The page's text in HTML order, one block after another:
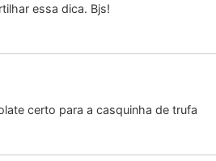
essa dica. Bjs!
certo para a casquinha de trufa